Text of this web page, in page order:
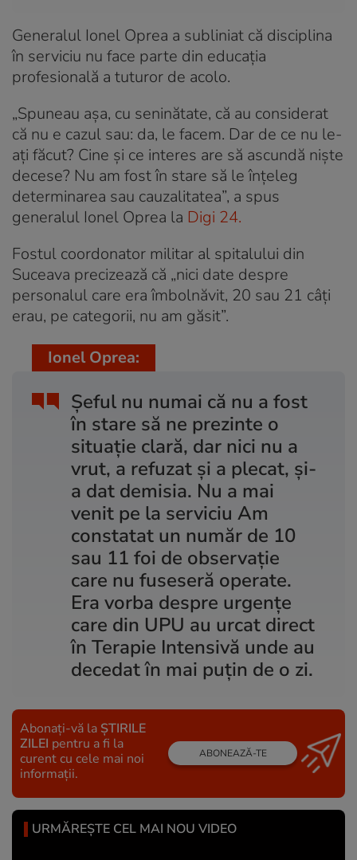
Generalul Ionel Oprea a subliniat că disciplina
în serviciu nu face parte din educația
profesională a tuturor de acolo.
„Spuneau așa, cu seninătate, că au considerat
că nu e cazul sau: da, le facem. Dar de ce nu le-
ați făcut? Cine și ce interes are să ascundă niște
decese? Nu am fost în stare să le înțeleg
determinarea sau cauzalitatea”, a spus
generalul Ionel Oprea la Digi 24.
Fostul coordonator militar al spitalului din
Suceava precizează că „nici date despre
personalul care era îmbolnăvit, 20 sau 21 câți
erau, pe categorii, nu am găsit”.
Șeful nu numai că nu a fost
în stare să ne prezinte o
situație clară, dar nici nu a
vrut, a refuzat și a plecat, și-
a dat demisia. Nu a mai
venit pe la serviciu Am
constatat un număr de 10
sau 11 foi de observație
care nu fuseseră operate.
Era vorba despre urgențe
care din UPU au urcat direct
în Terapie Intensivă unde au
decedat în mai puțin de o zi.
Ionel Oprea:
Abonați-vă la ȘTIRILE
ZILEI pentru a fi la
curent cu cele mai noi
informații.
ABONEAZĂ-TE
URMĂREȘTE CEL MAI NOU VIDEO